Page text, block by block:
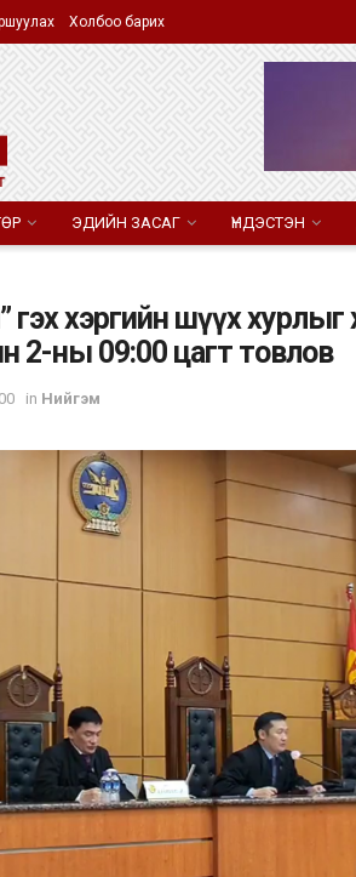
Холбоо барих
ЭДИЙН ЗАСАГ ҮНДЭСТЭН
гэх хэргийн шүүх
2-ны 09:00 цагт товлов
in Нийгэм